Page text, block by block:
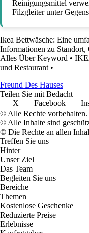
Reinigungsmittel
Filzgleiter unter
Ikea Bettwäsche: Eine
Informationen zu
Alles Über Keyword •
und Restaurant •
Freund Des Hauses
Teilen Sie mit Bedacht
X
Facebook
© Alle Rechte vorbehalten.
© Alle Inhalte sind
© Die Rechte an allen
Treffen Sie uns
Hinter
Unser Ziel
Das Team
Begleiten Sie uns
Bereiche
Themen
Kostenlose Geschenke
Reduzierte Preise
Erlebnisse